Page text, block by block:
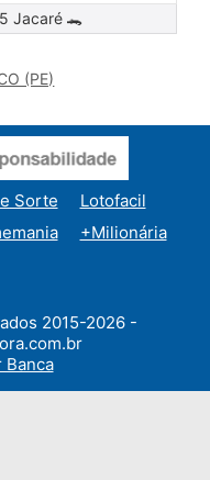
Jacaré 🐊
(PE)
Sorte
Lotofacil
+Milionária
2015-2026 -
Banca